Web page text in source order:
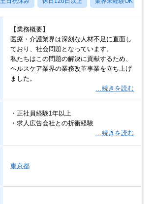
【業務概要】
医療・介護業界は深刻な人材不足に直面し
ており、社会問題となっています。
私たちはこの問題の解決に貢献するため、
ヘルスケア業界の業務改革事業を立ち上げ
ました。
…続きを読む
・正社員経験1年以上
・求人広告会社との折衝経験
…続きを読む
東京都